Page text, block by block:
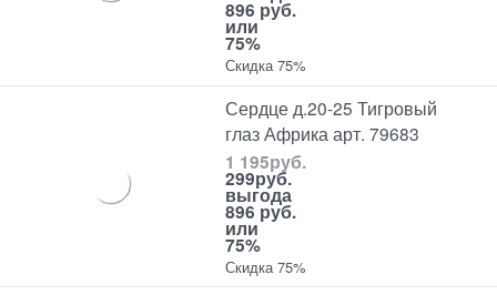
896 руб.
или
75%
Скидка 75%
Сердце д.20-25 Тигровый
глаз Африка арт. 79683
1 195руб.
299руб.
выгода
896 руб.
или
75%
Скидка 75%